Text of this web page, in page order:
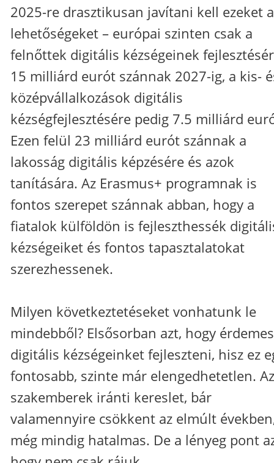
2025-re drasztikusan javítani kell ezeket a
lehetőségeket – európai szinten csak a
felnőttek digitális kézségeinek
15 milliárd eurót szánnak 2027-ig, a kis-
középvállalkozások digitális
kézségfejlesztésére pedig 7.5 milliárd
Ezen felül 23 milliárd eurót szánnak a
lakosság digitális képzésére és azok
tanítására. Az Erasmus+ programnak is
fontos szerepet szánnak abban, hogy a
fiatalok külföldön is fejleszthessék
kézségeiket és fontos tapasztalatokat
szerezhessenek.
Milyen következtetéseket vonhatunk le
mindebből? Elsősorban azt, hogy érdemes
digitális kézségeinket fejleszteni, hisz ez
fontosabb, szinte már elengedhetetlen.
szakemberek iránti kereslet, bár
valamennyire csökkent az elmúlt
még mindig hatalmas. De a lényeg pont